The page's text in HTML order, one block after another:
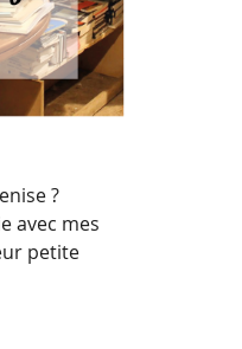
?
avec mes
petite